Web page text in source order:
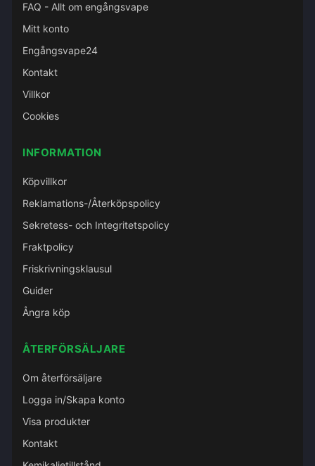
FAQ - Allt om engångsvape
Mitt konto
Engångsvape24
Kontakt
Villkor
Cookies
INFORMATION
Köpvillkor
Reklamations-/Återköpspolicy
Sekretess- och Integritetspolicy
Fraktpolicy
Friskrivningsklausul
Guider
Ångra köp
ÅTERFÖRSÄLJARE
Om återförsäljare
Logga in/Skapa konto
Visa produkter
Kontakt